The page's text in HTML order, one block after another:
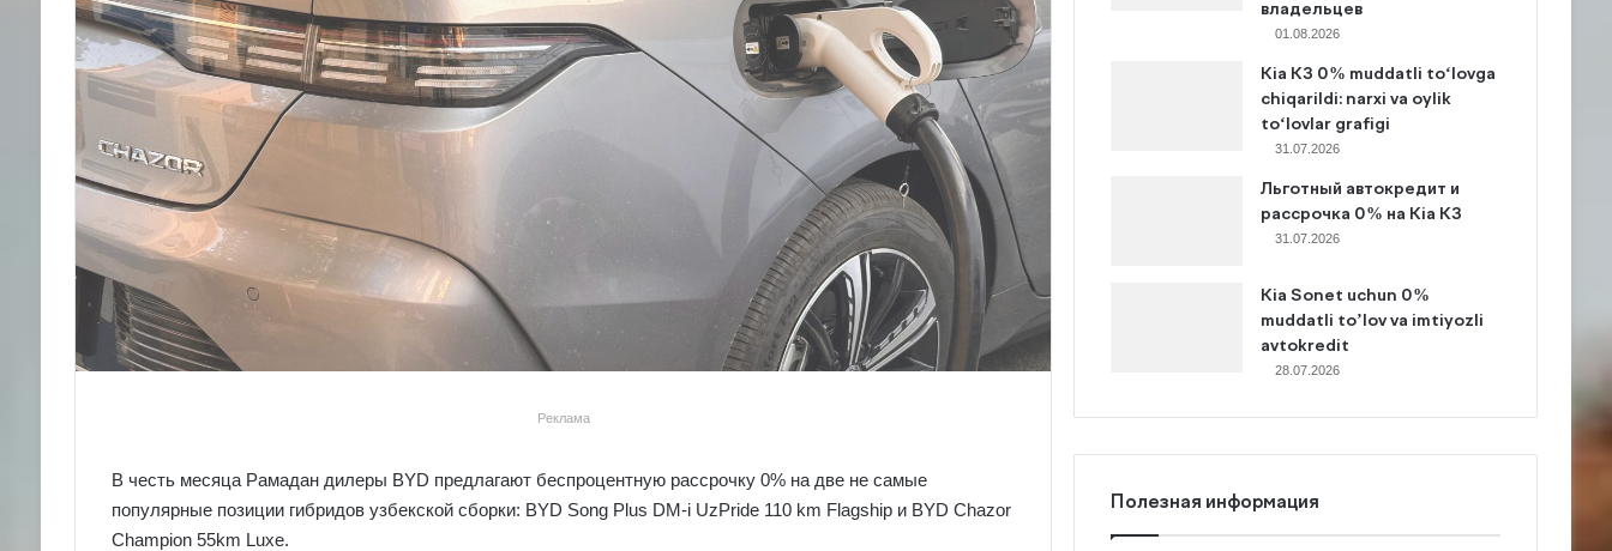
Реклама
В честь месяца Рамадан дилеры BYD предлагают беспроцентную рассрочку 0% на две не самые
популярные позиции гибридов узбекской сборки: BYD Song Plus DM-i UzPride 110 km Flagship и BYD Chazor
Champion 55km Luxe.
владельцев
01.08.2026
Kia K3 0% muddatli to‘lovga
chiqarildi: narxi va oylik
to‘lovlar grafigi
31.07.2026
Льготный автокредит и
рассрочка 0% на Kia K3
31.07.2026
Kia Sonet uchun 0%
muddatli to’lov va imtiyozli
avtokredit
28.07.2026
Полезная информация